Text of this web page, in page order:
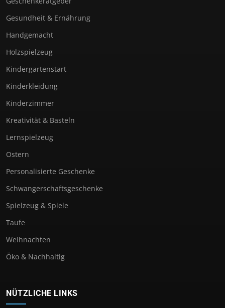
Gesundheit & Ernährung
Handgemacht
Holzspielzeug
Kindergartenstart
Kinderkleidung
Kinderzimmer
Kreativität & Basteln
Lernspielzeug
Ostern
Personalisierte Geschenke
Schwangerschaftsgeschenke
Spielzeug & Spiele
Taufe
Weihnachten
Öko & Nachhaltig
NÜTZLICHE LINKS